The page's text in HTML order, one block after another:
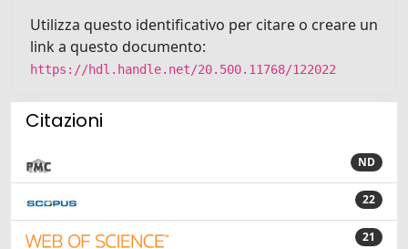
Utilizza questo identificativo per citare o creare un
link a questo documento:
https://hdl.handle.net/20.500.11768/122022
Citazioni
ND
22
21